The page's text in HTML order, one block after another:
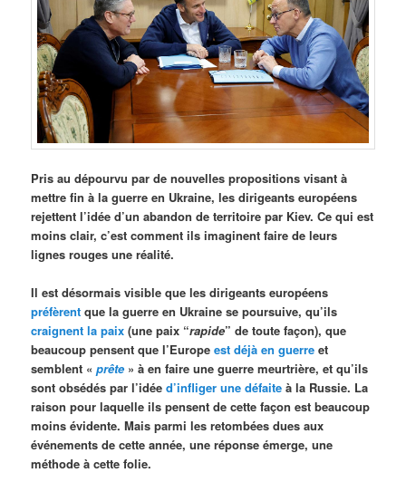
Pris au dépourvu par de nouvelles propositions visant à
mettre fin à la guerre en Ukraine, les dirigeants européens
rejettent l’idée d’un abandon de territoire par Kiev. Ce qui est
moins clair, c’est comment ils imaginent faire de leurs
lignes rouges une réalité.
Il est désormais visible que les dirigeants européens
préfèrent que la guerre en Ukraine se poursuive, qu’ils
craignent la paix (une paix “rapide” de toute façon), que
beaucoup pensent que l’Europeest déjà en guerre et
semblent «prête» à en faire une guerre meurtrière, et qu’ils
sont obsédés par l’idéed’infliger une défaite à la Russie. La
raison pour laquelle ils pensent de cette façon est beaucoup
moins évidente. Mais parmi les retombées dues aux
événements de cette année, une réponse émerge, une
méthode à cette folie.